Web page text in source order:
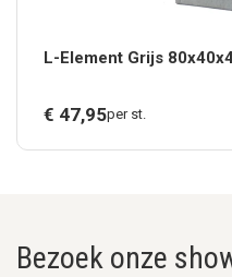
L-Element Grijs
€ 47,95per st.
Bezoek onze